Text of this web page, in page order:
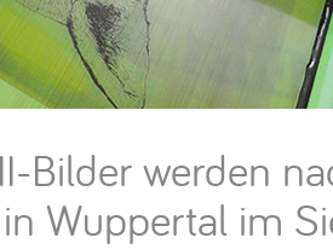
Bilder werden
Wuppertal im